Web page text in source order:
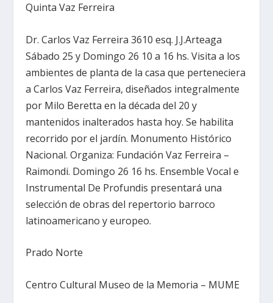
Quinta Vaz Ferreira
Dr. Carlos Vaz Ferreira 3610 esq. J.J.Arteaga
Sábado 25 y Domingo 26 10 a 16 hs. Visita a los
ambientes de planta de la casa que perteneciera
a Carlos Vaz Ferreira, diseñados integralmente
por Milo Beretta en la década del 20 y
mantenidos inalterados hasta hoy. Se habilita
recorrido por el jardín. Monumento Histórico
Nacional. Organiza: Fundación Vaz Ferreira –
Raimondi. Domingo 26 16 hs. Ensemble Vocal e
Instrumental De Profundis presentará una
selección de obras del repertorio barroco
latinoamericano y europeo.
Prado Norte
Centro Cultural Museo de la Memoria – MUME